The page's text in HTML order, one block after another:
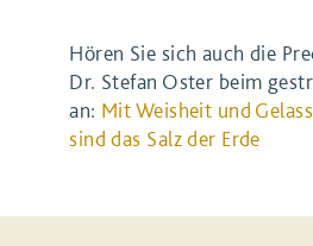
Hören Sie sich auch die
Dr. Stefan Oster beim
an: Mit Weisheit und
sind das Salz der Erde